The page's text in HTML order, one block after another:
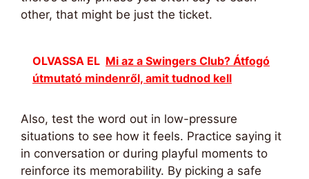
other, that might be just the ticket.
OLVASSA EL Mi az a Swingers Club? Átfogó
útmutató mindenről, amit tudnod kell
Also, test the word out in low-pressure
situations to see how it feels. Practice saying it
in conversation or during playful moments to
reinforce its memorability. By picking a safe